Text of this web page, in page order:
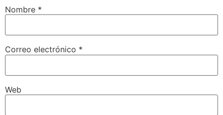
Nombre *
Correo electrónico *
Web